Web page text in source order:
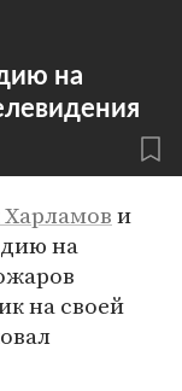
на
Харламови
на
на своей